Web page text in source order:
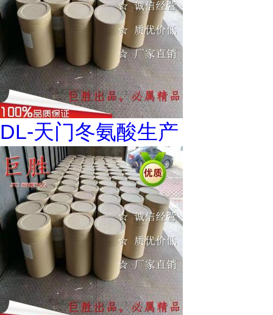
DL-天门冬氨酸生产